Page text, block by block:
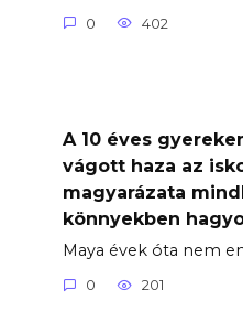
0 402
A 10 éves
vágott haza az
magyarázata
könnyekben
Maya évek óta nem
0 201